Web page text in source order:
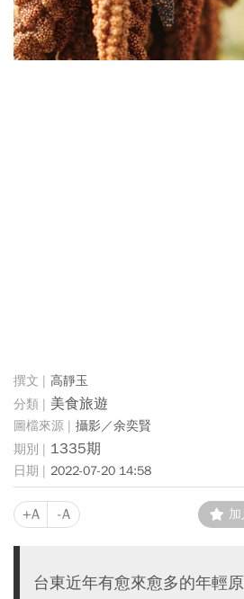
高靜玉
美食旅遊
攝影／余奕賢
1335期
2022-07-20 14:58
+A -A
台東近年有愈來愈多的年輕